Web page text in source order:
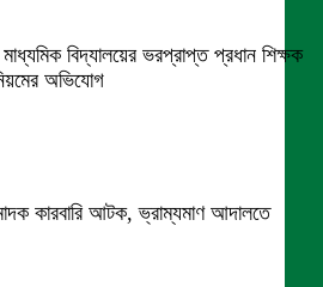
বিদ্যালয়ের ভরপ্রাপ্ত প্রধান শিক্ষক
অভিযোগ
কারবারি আটক, ভ্রাম্যমাণ আদালতে